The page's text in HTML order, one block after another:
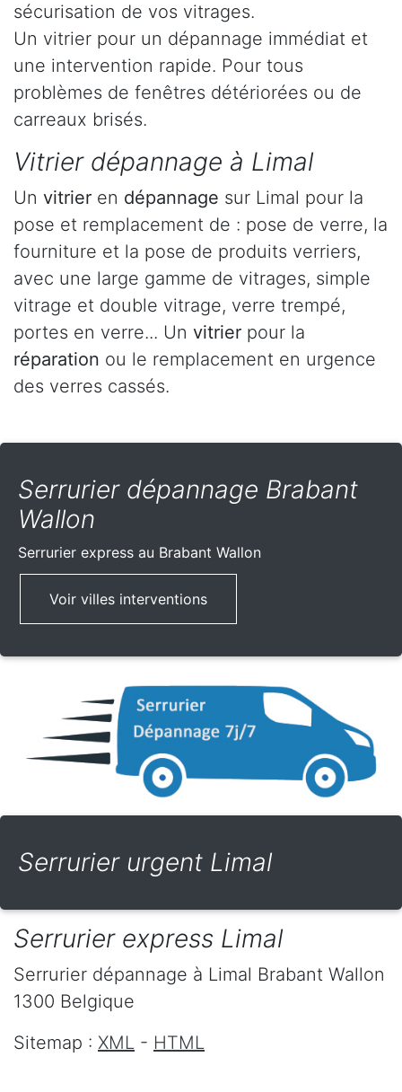
sécurisation de vos vitrages.
Un vitrier pour un dépannage immédiat et
une intervention rapide. Pour tous
problèmes de fenêtres détériorées ou de
carreaux brisés.
Vitrier dépannage à Limal
Un vitrier en dépannage sur Limal pour la
pose et remplacement de : pose de verre, la
fourniture et la pose de produits verriers,
avec une large gamme de vitrages, simple
vitrage et double vitrage, verre trempé,
portes en verre... Un vitrier pour la
réparation ou le remplacement en urgence
des verres cassés.
Serrurier dépannage Brabant
Wallon
Serrurier express au Brabant Wallon
Voir villes interventions
Serrurier urgent Limal
Serrurier express Limal
Serrurier dépannage à Limal Brabant Wallon
1300 Belgique
Sitemap : XML - HTML